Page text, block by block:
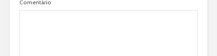
Comentário